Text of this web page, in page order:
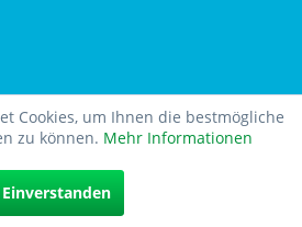
Cookies, um Ihnen die bestmögliche
zu können. Mehr Informationen
Einverstanden